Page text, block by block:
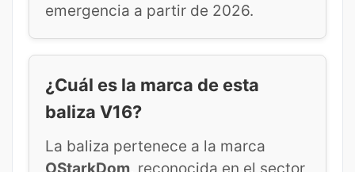
emergencia a partir de 2026.
¿Cuál es la marca de esta
baliza V16?
La baliza pertenece a la marca